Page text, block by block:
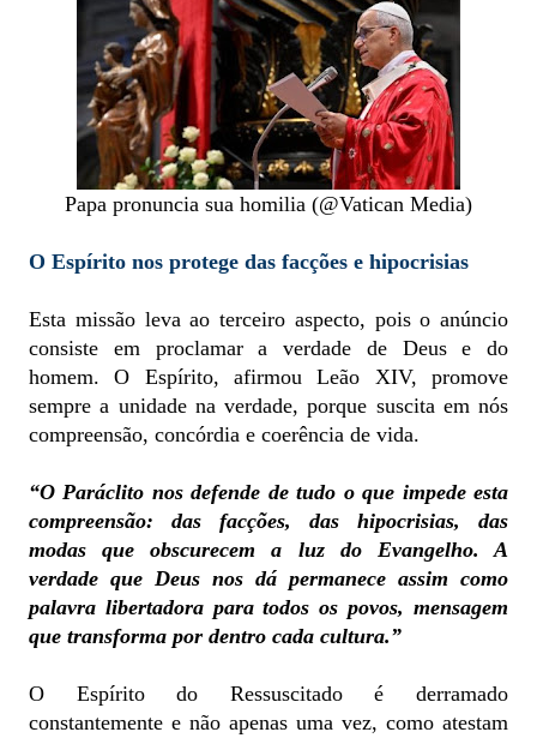
Papa pronuncia sua homilia (@Vatican Media)
O Espírito nos protege das facções e hipocrisias
Esta missão leva ao terceiro aspecto, pois o anúncio
consiste em proclamar a verdade de Deus e do
homem. O Espírito, afirmou Leão XIV, promove
sempre a unidade na verdade, porque suscita em nós
compreensão, concórdia e coerência de vida.
“O Paráclito nos defende de tudo o que impede esta
compreensão: das facções, das hipocrisias, das
modas que obscurecem a luz do Evangelho. A
verdade que Deus nos dá permanece assim como
palavra libertadora para todos os povos, mensagem
que transforma por dentro cada cultura.”
O Espírito do Ressuscitado é derramado
constantemente e não apenas uma vez, como atestam